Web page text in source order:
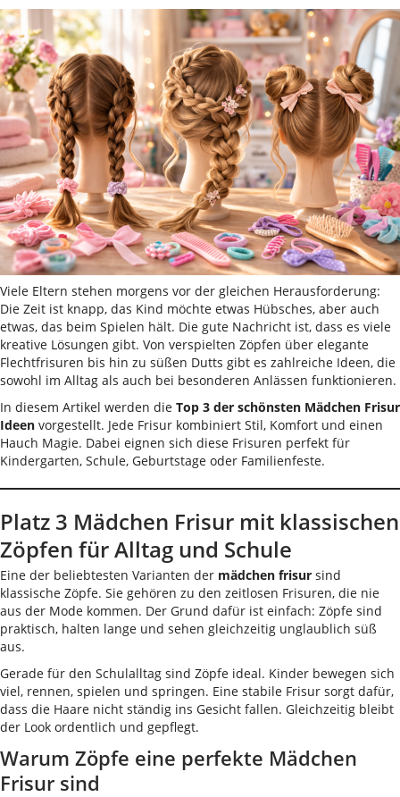
Viele Eltern stehen morgens vor der gleichen Herausforderung:
Die Zeit ist knapp, das Kind möchte etwas Hübsches, aber auch
etwas, das beim Spielen hält. Die gute Nachricht ist, dass es viele
kreative Lösungen gibt. Von verspielten Zöpfen über elegante
Flechtfrisuren bis hin zu süßen Dutts gibt es zahlreiche Ideen, die
sowohl im Alltag als auch bei besonderen Anlässen funktionieren.
In diesem Artikel werden die Top 3 der schönsten Mädchen Frisur
Ideen vorgestellt. Jede Frisur kombiniert Stil, Komfort und einen
Hauch Magie. Dabei eignen sich diese Frisuren perfekt für
Kindergarten, Schule, Geburtstage oder Familienfeste.
Platz 3 Mädchen Frisur mit klassischen
Zöpfen für Alltag und Schule
Eine der beliebtesten Varianten der mädchen frisur sind
klassische Zöpfe. Sie gehören zu den zeitlosen Frisuren, die nie
aus der Mode kommen. Der Grund dafür ist einfach: Zöpfe sind
praktisch, halten lange und sehen gleichzeitig unglaublich süß
aus.
Gerade für den Schulalltag sind Zöpfe ideal. Kinder bewegen sich
viel, rennen, spielen und springen. Eine stabile Frisur sorgt dafür,
dass die Haare nicht ständig ins Gesicht fallen. Gleichzeitig bleibt
der Look ordentlich und gepflegt.
Warum Zöpfe eine perfekte Mädchen
Frisur sind